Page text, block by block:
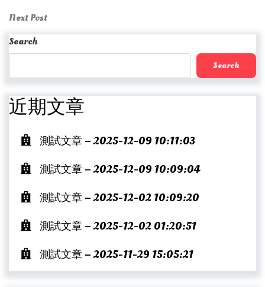
navigation
Next
Post
Next Post
Search
Search
近期文章
測試文章 – 2025-12-09 10:11:03
測試文章 – 2025-12-09 10:09:04
測試文章 – 2025-12-02 10:09:20
測試文章 – 2025-12-02 01:20:51
測試文章 – 2025-11-29 15:05:21